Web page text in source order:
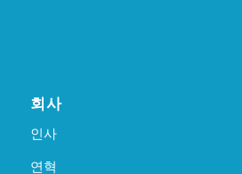
회사
인사
연혁